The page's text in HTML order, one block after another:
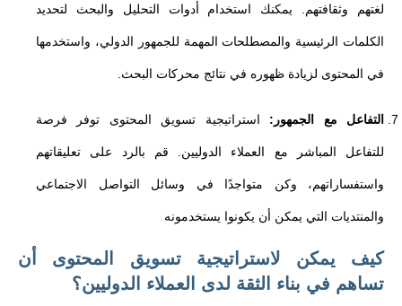
لغتهم وثقافتهم. يمكنك استخدام أدوات التحليل والبحث لتحديد
الكلمات الرئيسية والمصطلحات المهمة للجمهور الدولي، واستخدمها
في المحتوى لزيادة ظهوره في نتائج محركات البحث.
التفاعل مع الجمهور: استراتيجية تسويق المحتوى توفر فرصة
للتفاعل المباشر مع العملاء الدوليين. قم بالرد على تعليقاتهم
واستفساراتهم، وكن متواجدًا في وسائل التواصل الاجتماعي
والمنتديات التي يمكن أن يكونوا يستخدمونه
كيف يمكن لاستراتيجية تسويق المحتوى أن
تساهم في بناء الثقة لدى العملاء الدوليين؟